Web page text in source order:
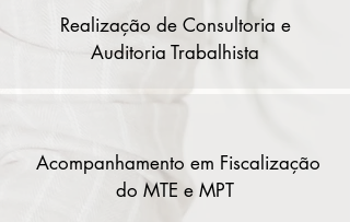
Realização de Consultoria e
Auditoria Trabalhista
Acompanhamento em Fiscalização
do MTE e MPT